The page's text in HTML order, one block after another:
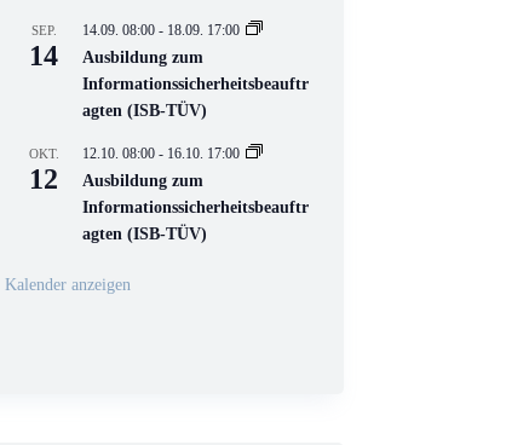
l
V
e
r
n
s
t
a
t
n
SEP.
14
14.09. 08:00 - 18.09. 17:00
Ausbildung zum
Informationssicherheitsbeauftr
agten (ISB-TÜV)
OKT.
12
12.10. 08:00 - 16.10. 17:00
Ausbildung zum
Informationssicherheitsbeauftr
agten (ISB-TÜV)
Kalender anzeigen